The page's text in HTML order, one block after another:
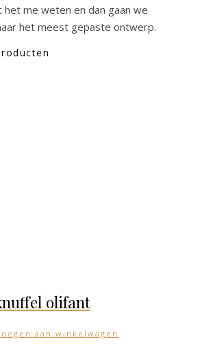
het me weten en dan gaan we
het meest gepaste ontwerp.
olifant
aan winkelwagen